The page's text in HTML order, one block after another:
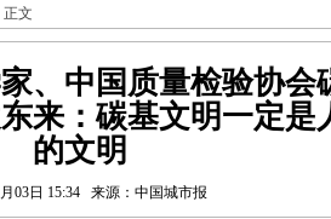
正文
、中国质量检验协会
来：碳基文明一定是
的文明
03日 15:34 来源：中国城市报